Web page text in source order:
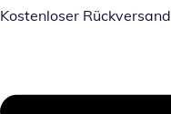
Kostenloser Rückversand